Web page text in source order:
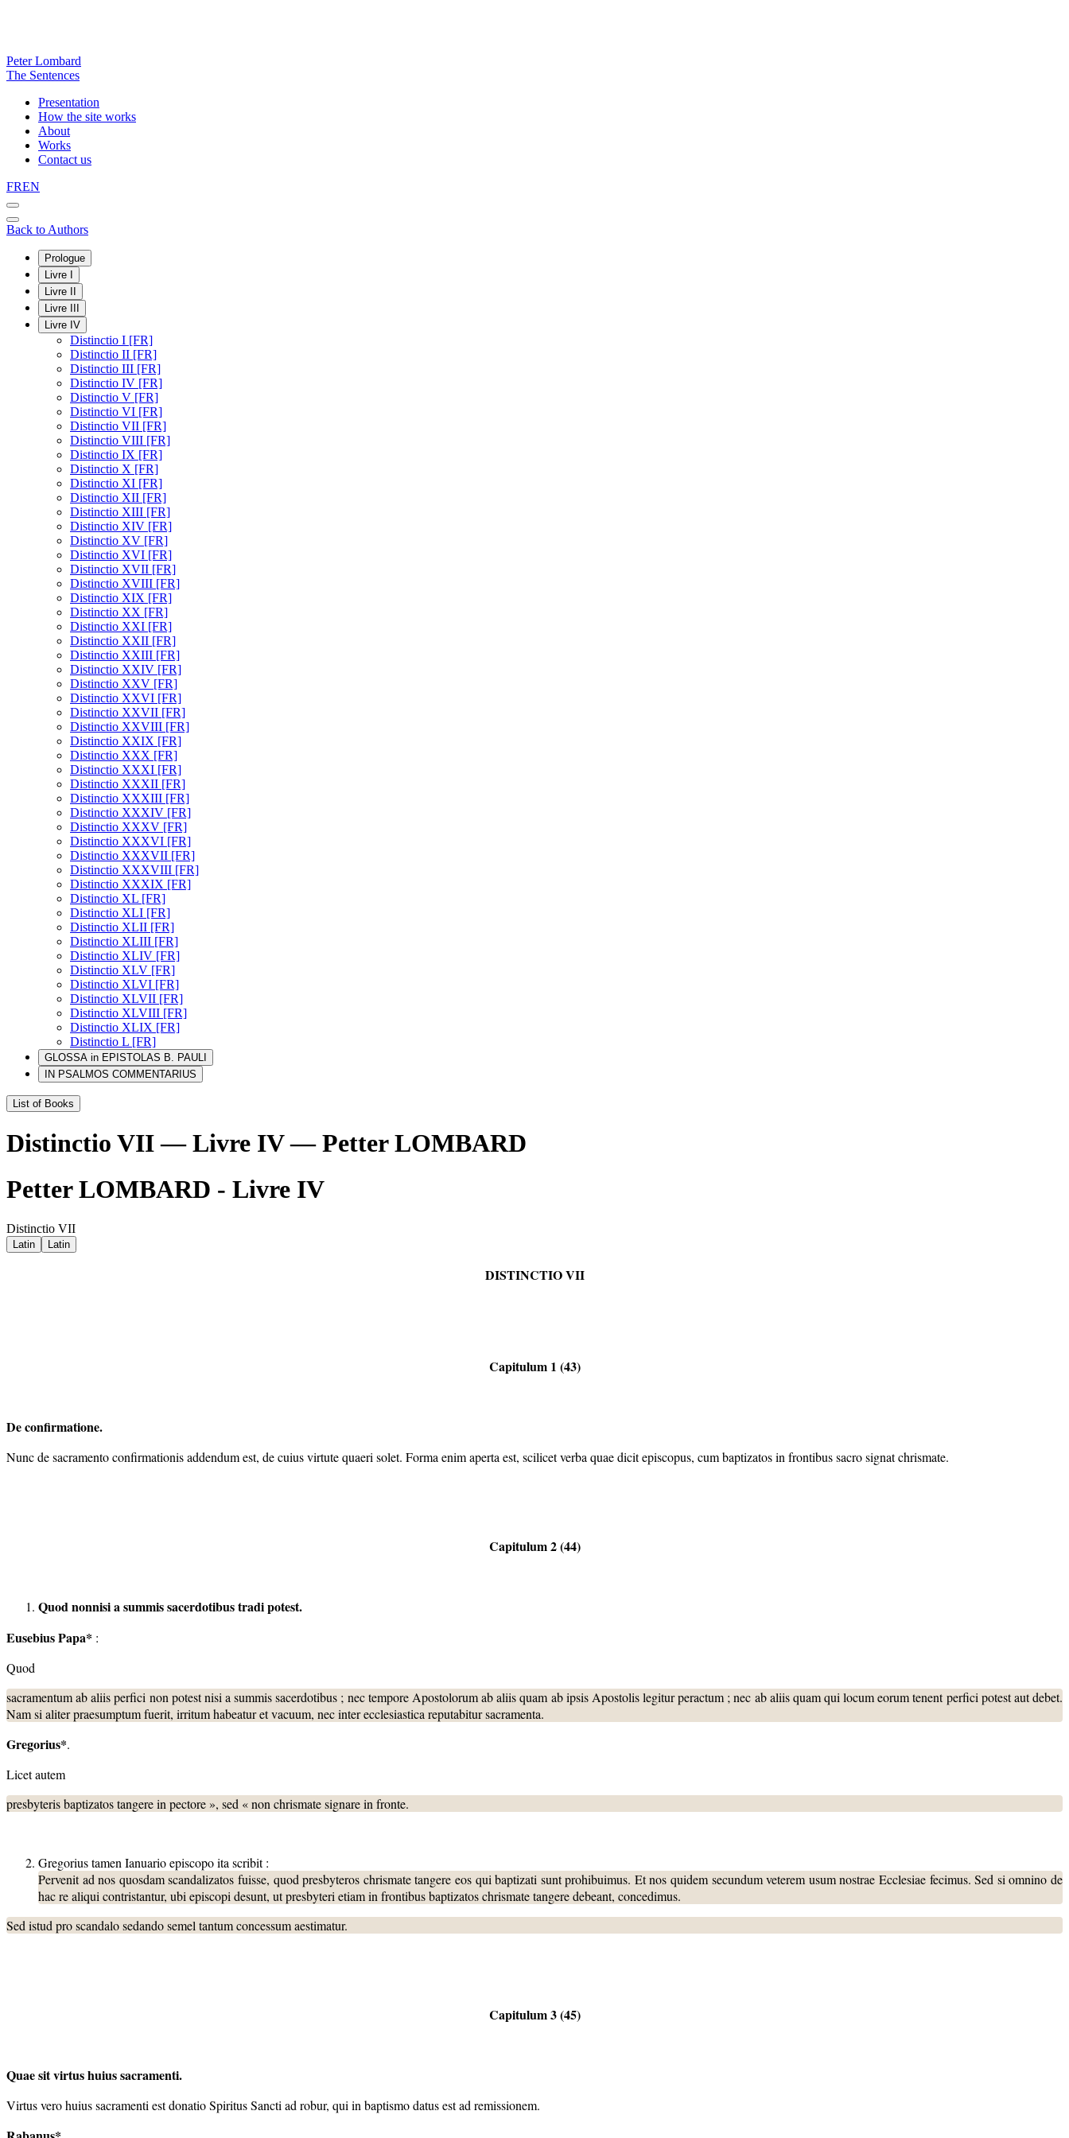
Peter Lombard
The Sentences
Presentation
How the site works
About
Works
Contact us
FREN
Back to Authors
Prologue
Livre I
Livre II
Livre III
Livre IV
Distinctio I [FR]
Distinctio II [FR]
Distinctio III [FR]
Distinctio IV [FR]
Distinctio V [FR]
Distinctio VI [FR]
Distinctio VII [FR]
Distinctio VIII [FR]
Distinctio IX [FR]
Distinctio X [FR]
Distinctio XI [FR]
Distinctio XII [FR]
Distinctio XIII [FR]
Distinctio XIV [FR]
Distinctio XV [FR]
Distinctio XVI [FR]
Distinctio XVII [FR]
Distinctio XVIII [FR]
Distinctio XIX [FR]
Distinctio XX [FR]
Distinctio XXI [FR]
Distinctio XXII [FR]
Distinctio XXIII [FR]
Distinctio XXIV [FR]
Distinctio XXV [FR]
Distinctio XXVI [FR]
Distinctio XXVII [FR]
Distinctio XXVIII [FR]
Distinctio XXIX [FR]
Distinctio XXX [FR]
Distinctio XXXI [FR]
Distinctio XXXII [FR]
Distinctio XXXIII [FR]
Distinctio XXXIV [FR]
Distinctio XXXV [FR]
Distinctio XXXVI [FR]
Distinctio XXXVII [FR]
Distinctio XXXVIII [FR]
Distinctio XXXIX [FR]
Distinctio XL [FR]
Distinctio XLI [FR]
Distinctio XLII [FR]
Distinctio XLIII [FR]
Distinctio XLIV [FR]
Distinctio XLV [FR]
Distinctio XLVI [FR]
Distinctio XLVII [FR]
Distinctio XLVIII [FR]
Distinctio XLIX [FR]
Distinctio L [FR]
GLOSSA in EPISTOLAS B. PAULI
IN PSALMOS COMMENTARIUS
List of Books
Distinctio VII — Livre IV — Petter LOMBARD
Petter LOMBARD - Livre IV
Distinctio VII
Latin Latin
DISTINCTIO VII
Capitulum 1 (43)
De confirmatione.
Nunc de sacramento confirmationis addendum est, de cuius virtute quaeri solet. Forma enim aperta est, scilicet verba quae dicit episcopus, cum baptizatos in frontibus sacro signat chrismate.
Capitulum 2 (44)
Quod nonnisi a summis sacerdotibus tradi potest.
Eusebius Papa* :
Quod
sacramentum ab aliis perfici non potest nisi a summis sacerdotibus ; nec tempore Apostolorum ab aliis quam ab ipsis Apostolis legitur peractum ; nec ab aliis quam qui locum eorum tenent perfici potest aut debet.
Nam si aliter praesumptum fuerit, irritum habeatur et vacuum, nec inter ecclesiastica reputabitur sacramenta.
Gregorius*.
Licet autem
presbyteris baptizatos tangere in pectore », sed « non chrismate signare in fronte.
Gregorius tamen Ianuario episcopo ita scribit :
Pervenit ad nos quosdam scandalizatos fuisse, quod presbyteros chrismate tangere eos qui baptizati sunt prohibuimus. Et nos quidem secundum veterem usum nostrae Ecclesiae fecimus. Sed si omnino de
hac re aliqui contristantur, ubi episcopi desunt, ut presbyteri etiam in frontibus baptizatos chrismate tangere debeant, concedimus.
Sed istud pro scandalo sedando semel tantum concessum aestimatur.
Capitulum 3 (45)
Quae sit virtus huius sacramenti.
Virtus vero huius sacramenti est donatio Spiritus Sancti ad robur, qui in baptismo datus est ad remissionem.